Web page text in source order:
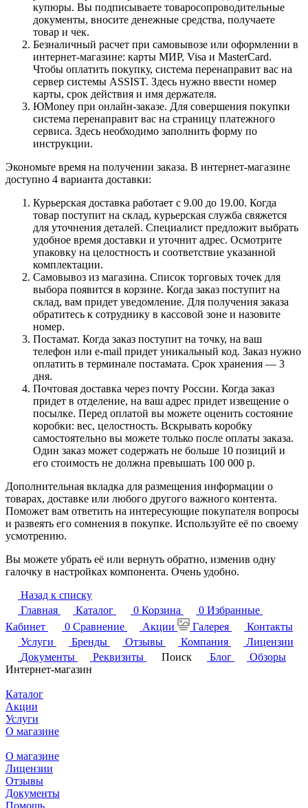
купюры. Вы подписываете товаросопроводительные
документы, вносите денежные средства, получаете
товар и чек.
Безналичный расчет при самовывозе или оформлении в
интернет-магазине: карты МИР, Visa и MasterCard.
Чтобы оплатить покупку, система перенаправит вас на
сервер системы ASSIST. Здесь нужно ввести номер
карты, срок действия и имя держателя.
ЮMoney при онлайн-заказе. Для совершения покупки
система перенаправит вас на страницу платежного
сервиса. Здесь необходимо заполнить форму по
инструкции.
Экономьте время на получении заказа. В интернет-магазине
доступно 4 варианта доставки:
Курьерская доставка работает с 9.00 до 19.00. Когда
товар поступит на склад, курьерская служба свяжется
для уточнения деталей. Специалист предложит выбрать
удобное время доставки и уточнит адрес. Осмотрите
упаковку на целостность и соответствие указанной
комплектации.
Самовывоз из магазина. Список торговых точек для
выбора появится в корзине. Когда заказ поступит на
склад, вам придет уведомление. Для получения заказа
обратитесь к сотруднику в кассовой зоне и назовите
номер.
Постамат. Когда заказ поступит на точку, на ваш
телефон или e-mail придет уникальный код. Заказ нужно
оплатить в терминале постамата. Срок хранения — 3
дня.
Почтовая доставка через почту России. Когда заказ
придет в отделение, на ваш адрес придет извещение о
посылке. Перед оплатой вы можете оценить состояние
коробки: вес, целостность. Вскрывать коробку
самостоятельно вы можете только после оплаты заказа.
Один заказ может содержать не больше 10 позиций и
его стоимость не должна превышать 100 000 р.
Дополнительная вкладка для размещения информации о
товарах, доставке или любого другого важного контента.
Поможет вам ответить на интересующие покупателя вопросы
и развеять его сомнения в покупке. Используйте её по своему
усмотрению.
Вы можете убрать её или вернуть обратно, изменив одну
галочку в настройках компонента. Очень удобно.
Назад к списку
Главная
Каталог 0 Корзина 0 Избранные
Кабинет
0 Сравнение Акции Галерея
Контакты
Услуги
Бренды Отзывы Компания
Лицензии
Документы
Реквизиты Поиск Блог
Обзоры
Интернет-магазин
Каталог
Акции
Услуги
О магазине
О магазине
Лицензии
Отзывы
Документы
Помощь